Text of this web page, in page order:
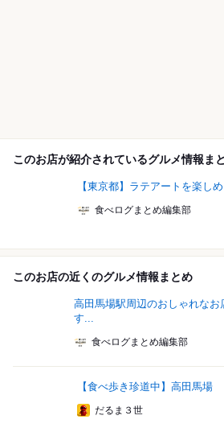
このお店が紹介されているグルメ情報ま
【東京都】ラテアートを楽し
食べログまとめ編集部
このお店の近くのグルメ情報まとめ
高田馬場駅周辺のおしゃれな
す...
食べログまとめ編集部
【食べ歩き珍道中】高田馬場
だるま３世